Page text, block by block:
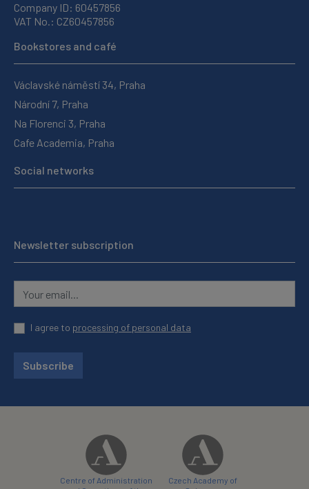
Company ID: 60457856
VAT No.: CZ60457856
Bookstores and café
Václavské náměstí 34, Praha
Národní 7, Praha
Na Florenci 3, Praha
Cafe Academia, Praha
Social networks
Newsletter subscription
I agree to processing of personal data
Subscribe
Centre of Administration
Czech Academy of